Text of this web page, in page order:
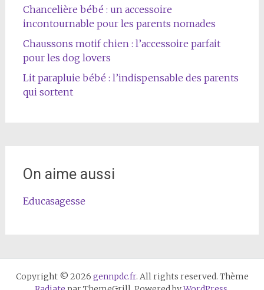
Chancelière bébé : un accessoire
incontournable pour les parents nomades
Chaussons motif chien : l’accessoire parfait
pour les dog lovers
Lit parapluie bébé : l’indispensable des parents
qui sortent
On aime aussi
Educasagesse
Copyright © 2026 gennpdc.fr. All rights reserved. Thème